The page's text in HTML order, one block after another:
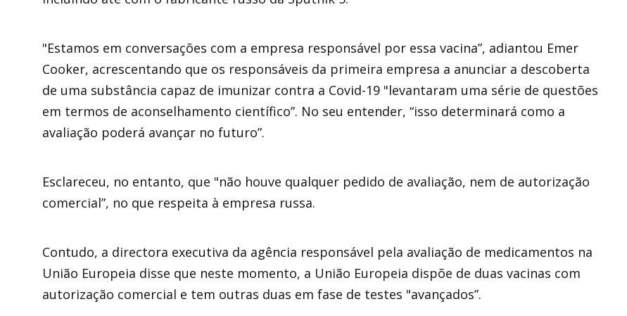
"Estamos em conversações com a empresa responsável por essa vacina”, adiantou Emer
Cooker, acrescentando que os responsáveis da primeira empresa a anunciar a descoberta
de uma substância capaz de imunizar contra a Covid-19 "levantaram uma série de questões
em termos de aconselhamento científico”. No seu entender, “isso determinará como a
avaliação poderá avançar no futuro”.
Esclareceu, no entanto, que "não houve qualquer pedido de avaliação, nem de autorização
comercial”, no que respeita à empresa russa.
Contudo, a directora executiva da agência responsável pela avaliação de medicamentos na
União Europeia disse que neste momento, a União Europeia dispõe de duas vacinas com
autorização comercial e tem outras duas em fase de testes "avançados”.